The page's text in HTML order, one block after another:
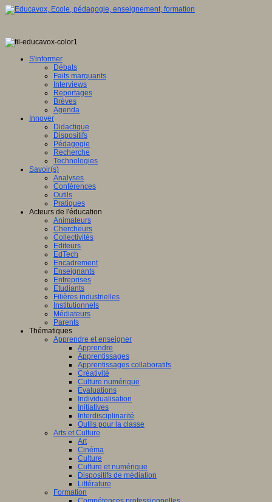
S'informer
Débats
Faits marquants
Interviews
Reportages
Brèves
Agenda
Innover
Didactique
Dispositifs
Pédagogie
Recherche
Technologies
Savoir(s)
Analyses
Conférences
Outils
Pratiques
Acteurs de l'éducation
Animateurs
Chercheurs
Collectivités
Editeurs
EdTech
Encadrement
Enseignants
Entreprises
Etudiants
Filières industrielles
Institutionnels
Médiateurs
Parents
Thématiques
Apprendre et enseigner
Apprendre
Apprentissages
Apprentissages collaboratifs
Créativité
Culture numérique
Evaluations
Individualisation
Initiatives
Interdisciplinarité
Outils pour la classe
Arts et Culture
Art
Cinéma
Culture
Culture et numérique
Dispositifs de médiation
Littérature
Formation